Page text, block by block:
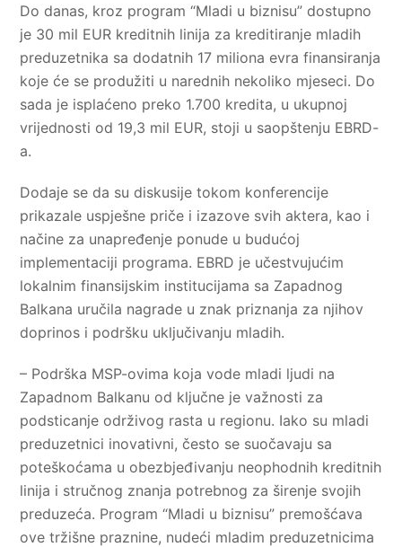
Do danas, kroz program “Mladi u biznisu” dostupno
je 30 mil EUR kreditnih linija za kreditiranje mladih
preduzetnika sa dodatnih 17 miliona evra finansiranja
koje će se produžiti u narednih nekoliko mjeseci. Do
sada je isplaćeno preko 1.700 kredita, u ukupnoj
vrijednosti od 19,3 mil EUR, stoji u saopštenju EBRD-
a.
Dodaje se da su diskusije tokom konferencije
prikazale uspješne priče i izazove svih aktera, kao i
načine za unapređenje ponude u budućoj
implementaciji programa. EBRD je učestvujućim
lokalnim finansijskim institucijama sa Zapadnog
Balkana uručila nagrade u znak priznanja za njihov
doprinos i podršku uključivanju mladih.
– Podrška MSP-ovima koja vode mladi ljudi na
Zapadnom Balkanu od ključne je važnosti za
podsticanje održivog rasta u regionu. Iako su mladi
preduzetnici inovativni, često se suočavaju sa
poteškoćama u obezbjeđivanju neophodnih kreditnih
linija i stručnog znanja potrebnog za širenje svojih
preduzeća. Program “Mladi u biznisu” premošćava
ove tržišne praznine, nudeći mladim preduzetnicima